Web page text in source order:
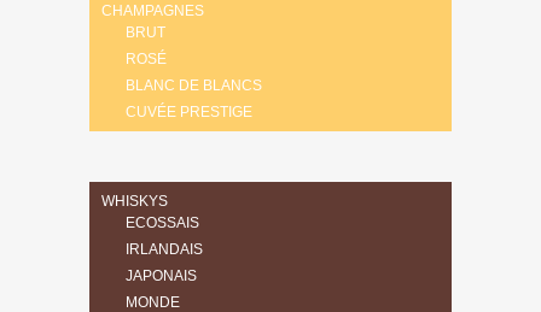
CHAMPAGNES
BRUT
ROSÉ
BLANC DE BLANCS
CUVÉE PRESTIGE
WHISKYS
ECOSSAIS
IRLANDAIS
JAPONAIS
MONDE